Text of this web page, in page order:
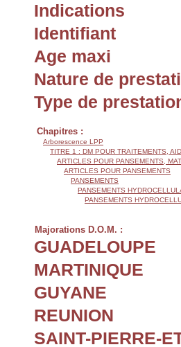
Indications
Identifiant
Age maxi
Nature de
Type de
Chapitres :
Arborescence LPP
TITRE 1 : DM POUR TRAITEMENTS,
ARTICLES POUR PANSEMENTS,
ARTICLES POUR PANSEMENTS
PANSEMENTS
PANSEMENTS
PANSEMENTS
Majorations D.O.M. :
GUADELOUPE
MARTINIQUE
GUYANE
REUNION
SAINT-PIERRE-